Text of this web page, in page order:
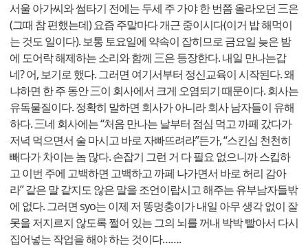
서울 아가씨와 썸타기 전에는 두세 주 가야 한 번쯤 올라오던 三은
(그때 참 편했는데) 요즘 주말마다 개근 중이시다(이거 밥 해먹이
는 것도 일이다). 보통 토요일에 약속이 잡히므로 금요일 늦은 밤
에 도어락 해제하는 소리와 함께 三은 등장한다. 내일 만나는갑
네? 어, 보기로 했다. 그러면 여기서부터 정신교육이 시작된다. 왜
냐하면 한 주 동안 三이 회사에서 크게 오염되기 때문이다. 회사는
유독물질이다. 정확히 말하면 회사가 아니라 회사 남자들이 유해
하다. 三네 회사에는 “처음 만나는 날부터 점심 먹고 까페 갔다가
저녁 먹으면서 술 마시고 바로 자빠뜨려라”든가, “스킨십 천천히
빼다가 차이는 놈 많다. 손잡기 그런 거 다 필요 없으니까 스킵하
고 이번 주에 고백하면 고백하고 까페 나가면서 바로 허리 감아
라” 같은 말 같지도 않은 말을 조언이랍시고 해주는 유부남자들밖
에 없다. 그러면 syo는 이제 저 똥멍충이가 내일 아무 생각 없이 잘
못을 저지르지 않도록 쩔어 있는 그의 뇌를 꺼내 박박 빨아서 다시
집어넣는 작업을 해야 하는 것이다…….